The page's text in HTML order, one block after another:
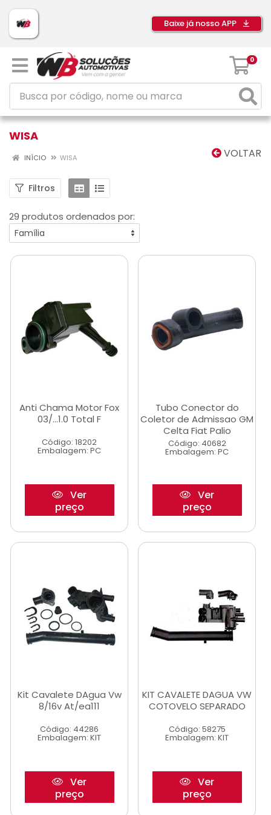
Baixe já nosso APP
0
WISA
VOLTAR
INÍCIO WISA
Filtros
29 produtos ordenados por:
Anti Chama Motor Fox
03/...1.0 Total F
Código: 18202
Embalagem: PC
Ver
preço
Tubo Conector do
Coletor de Admissao GM
Celta Fiat Palio
Código: 40682
Embalagem: PC
Ver
preço
Kit Cavalete DAgua Vw
8/16v At/ea111
Código: 44286
Embalagem: KIT
Ver
preço
KIT CAVALETE DAGUA VW
COTOVELO SEPARADO
Código: 58275
Embalagem: KIT
Ver
preço